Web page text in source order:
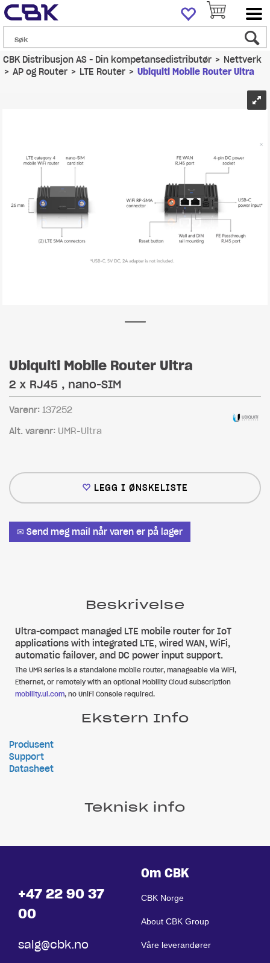
CBK Distribusjon AS - Din kompetansedistributør>Nettverk
>AP og Router>LTE Router>Ubiquiti Mobile Router Ultra
Ubiquiti Mobile Router Ultra
2 x RJ45 , nano-SIM
Varenr: 137252
Alt. varenr: UMR-Ultra
LEGG I ØNSKELISTE
✉ Send meg mail når varen er på lager
Beskrivelse
Ultra-compact managed LTE mobile router for IoT
applications with integrated LTE, wired WAN, WiFi,
automatic failover, and DC power input support.
The UMR series is a standalone mobile router, manageable via WiFi,
Ethernet, or remotely with an optional Mobility Cloud subscription
mobility.ui.com, no UniFi Console required.
Ekstern Info
Produsent
Support
Datasheet
Teknisk info
+47 22 90 37
00
salg@cbk.no
Om CBK
CBK Norge
About CBK Group
Våre leverandører